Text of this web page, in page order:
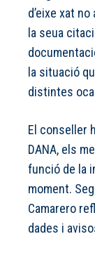
d’eixe xat
la seua
la situació
distintes
El conseller
DANA, els
funció de la
moment.
Camarero
dades i